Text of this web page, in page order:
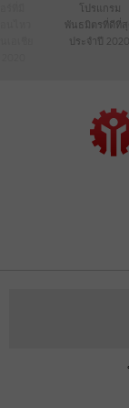
โปรแกรม
พันธมิตรที่ดีที่สุ
ประจำปี 2020